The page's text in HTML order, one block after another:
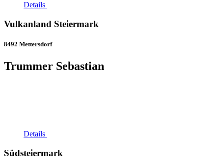
Details
Vulkanland Steiermark
8492 Mettersdorf
Trummer Sebastian
Details
Südsteiermark